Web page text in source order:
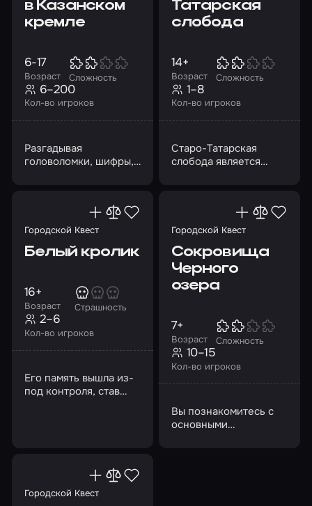
в Казанском
кремле
Возраст
6-17
Сложность
Кол-во игроков
6–200
Разгадывая
головоломки, шифры,
Татарская
слобода
Возраст
14+
Сложность
Кол-во игроков
1–8
Старо-Татарская
слобода является
культуры, религии и
Городской Квест
Белый кролик
Возраст
16+
Страшность
Кол-во игроков
2–6
Его память вышла из-
под контроля, став
Городской Квест
Сокровища
Черного
озера
Возраст
7+
Сложность
Кол-во игроков
10–15
Вы познакомитесь с
основными
Городской Квест